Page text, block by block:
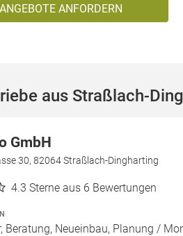
ANGEBOTE ANFORDERN
aus Straßlach-
GmbH
30, 82064 Straßlach-Dingharting
4.3 Sterne aus 6 Bewertungen
Beratung, Neueinbau, Planung /